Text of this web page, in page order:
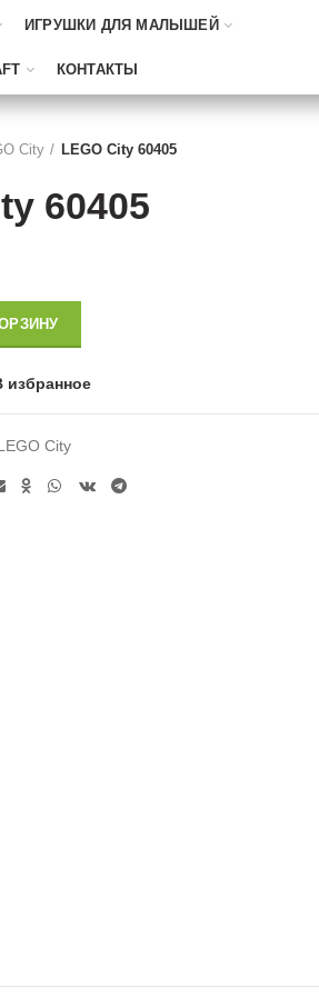
ИГРУШКИ ДЛЯ МАЛЫШЕЙ
КОНТАКТЫ
City LEGO City 60405
60405
избранное
City